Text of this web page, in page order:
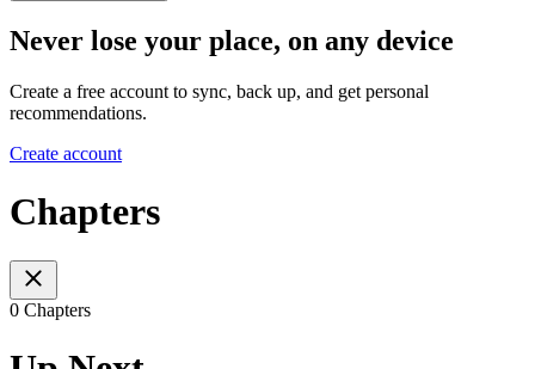
Never lose your place, on any device
Create a free account to sync, back up, and get personal
recommendations.
Create account
Chapters
0 Chapters